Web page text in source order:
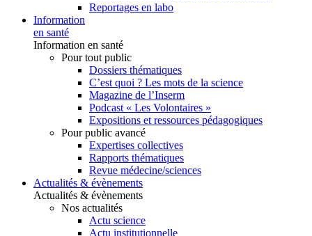
Reportages en labo
Information
en santé
Information en santé
Pour tout public
Dossiers thématiques
C’est quoi ? Les mots de la science
Magazine de l’Inserm
Podcast « Les Volontaires »
Expositions et ressources pédagogiques
Pour public avancé
Expertises collectives
Rapports thématiques
Revue médecine/sciences
Actualités & évènements
Actualités & évènements
Nos actualités
Actu science
Actu institutionnelle